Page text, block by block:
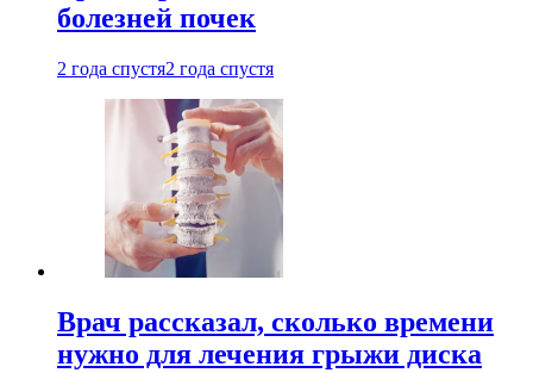
болезней почек
2 года спустя2 года спустя
Врач рассказал, сколько времени
нужно для лечения грыжи диска